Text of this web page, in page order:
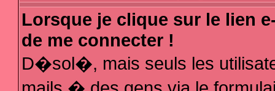
Lorsque je clique sur le lien
de me connecter !
D�sol�, mais seuls les